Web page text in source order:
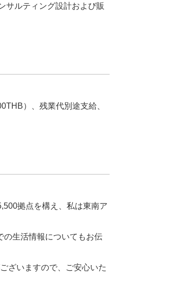
サルティング設計および販
）、残業代別途支給、
拠点を構え、私は東南ア
の生活情報についてもお伝
ざいますので、ご安心いた